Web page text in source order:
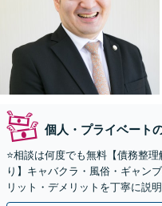
個人・プライベート
⭐️相談は何度でも無料【債務整
り】キャバクラ・風俗・ギャン
リット・デメリットを丁寧に説
ることはしません！【代表弁護